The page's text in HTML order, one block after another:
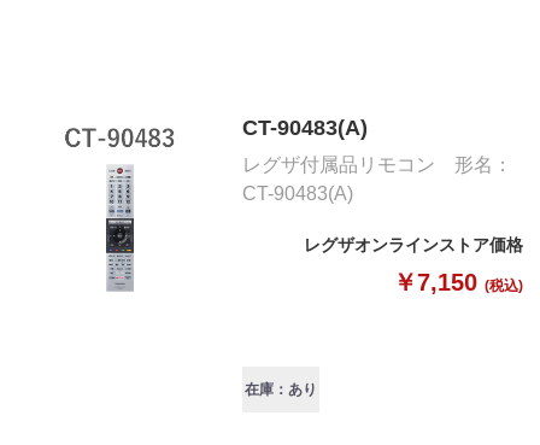
CT-90483(A)
レグザ付属品リモコン 形名：
CT-90483(A)
レグザオンラインストア価格
￥7,150 (税込)
在庫：あり